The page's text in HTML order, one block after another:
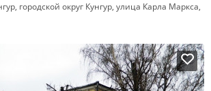
городской округ Кунгур, улица Карла Маркса,